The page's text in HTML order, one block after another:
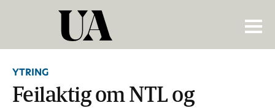
YTRING
Feilaktig om NTL og